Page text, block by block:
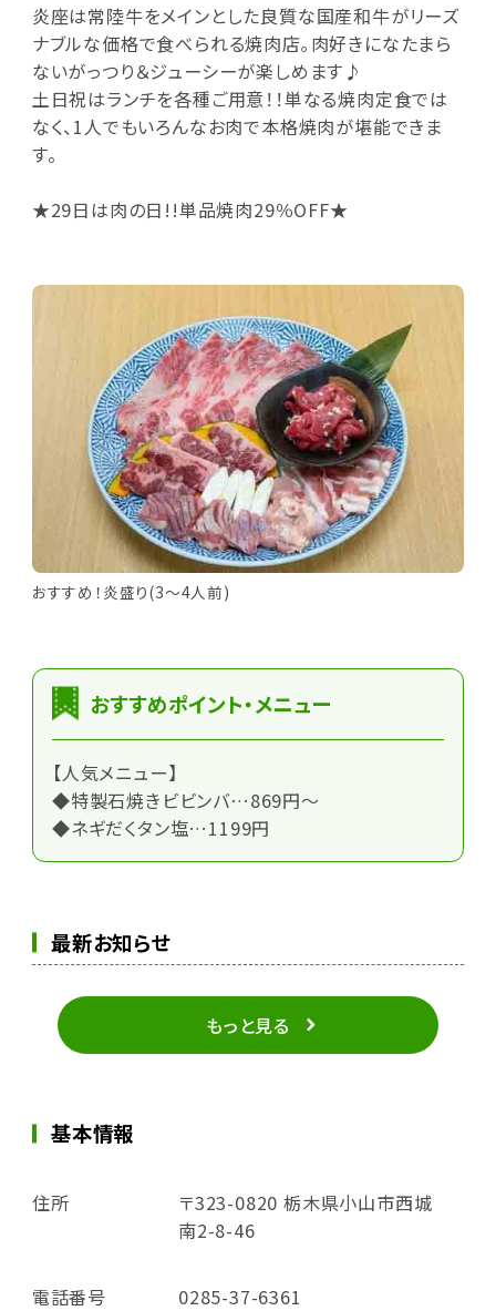
炎座は常陸牛をメインとした良質な国産和牛がリーズ
ナブルな価格で食べられる焼肉店｡肉好きになたまら
ないがっつり＆ジューシーが楽しめます♪
土日祝はランチを各種ご用意！！単なる焼肉定食では
なく、1人でもいろんなお肉で本格焼肉が堪能できま
す。
★29日は肉の日!!単品焼肉29％OFF★
おすすめ！炎盛り(3～4人前)
おすすめポイント・メニュー
【人気メニュー】
◆特製石焼きビビンバ…869円～
◆ネギだくタン塩…1199円
最新お知らせ
もっと見る
基本情報
住所
〒323-0820 栃木県小山市西城
南2-8-46
電話番号 0285-37-6361